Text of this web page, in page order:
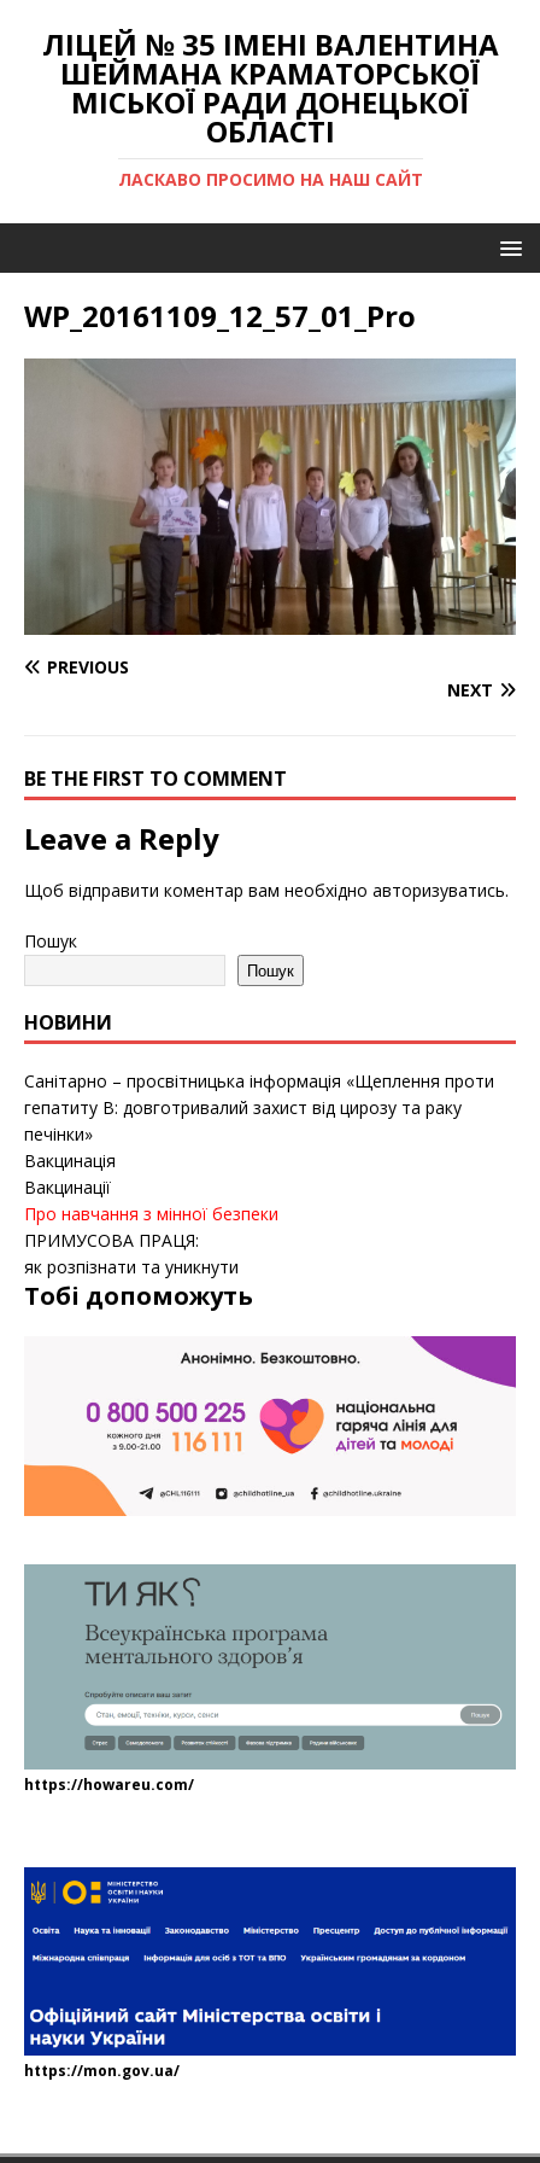
ЛІЦЕЙ № 35 ІМЕНІ ВАЛЕНТИНА
ШЕЙМАНА КРАМАТОРСЬКОЇ
МІСЬКОЇ РАДИ ДОНЕЦЬКОЇ
ОБЛАСТІ
ЛАСКАВО ПРОСИМО НА НАШ САЙТ
WP_20161109_12_57_01_Pro
PREVIOUS
NEXT
BE THE FIRST TO COMMENT
Leave a Reply
Щоб відправити коментар вам необхідно авторизуватись.
Пошук
Пошук
НОВИНИ
Санітарно – просвітницька інформація «Щеплення проти
гепатиту B: довготривалий захист від цирозу та раку
печінки»
Вакцинація
Вакцинації
Про навчання з мінної безпеки
ПРИМУСОВА ПРАЦЯ:
як розпізнати та уникнути
Тобі допоможуть
https://howareu.com/
https://mon.gov.ua/